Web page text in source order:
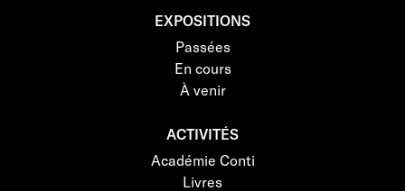
EXPOSITIONS
Passées
En cours
À venir
ACTIVITÉS
Académie Conti
Livres